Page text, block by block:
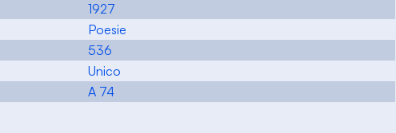
1927
Poesie
536
Unico
A 74